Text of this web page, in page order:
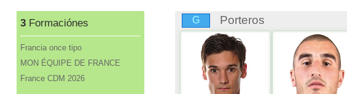
3 Formaciónes
Francia once tipo
MON ÉQUIPE DE FRANCE
France CDM 2026
G Porteros